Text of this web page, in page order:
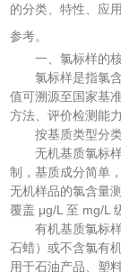
的分类、特性、应
参考。
一、氯标样的核
氯标样是指氯含
值可溯源至国家基
方法、评价检测能
按基质类型分
无机基质氯标样
制，基质成分简单
无机样品的氯含量
覆盖 μg/L 至 mg/L
有机基质氯标样
石蜡）或不含氯有
用于石油产品、塑